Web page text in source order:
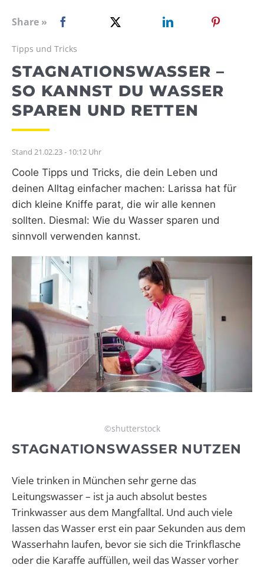
WEBRADIO
Share »
Tipps und Tricks
STAGNATIONSWASSER –
SO KANNST DU WASSER
SPAREN UND RETTEN
Stand 21.02.23 - 10:12 Uhr
Coole Tipps und Tricks, die dein Leben und
deinen Alltag einfacher machen: Larissa hat für
dich kleine Kniffe parat, die wir alle kennen
sollten. Diesmal: Wie du Wasser sparen und
sinnvoll verwenden kannst.
©shutterstock
STAGNATIONSWASSER NUTZEN
Viele trinken in München sehr gerne das
Leitungswasser – ist ja auch absolut bestes
Trinkwasser aus dem Mangfalltal. Und auch viele
lassen das Wasser erst ein paar Sekunden aus dem
Wasserhahn laufen, bevor sie sich die Trinkflasche
oder die Karaffe auffüllen, weil das Wasser vorher